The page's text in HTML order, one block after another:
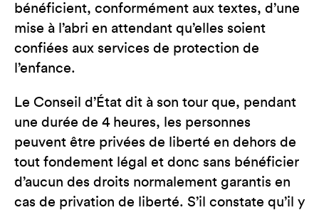
bénéficient, conformément aux textes, d’une
mise à l’abri en attendant qu’elles soient
confiées aux services de protection de
l’enfance.
Le Conseil d’État dit à son tour que, pendant
une durée de 4 heures, les personnes
peuvent être privées de liberté en dehors de
tout fondement légal et donc sans bénéficier
d’aucun des droits normalement garantis en
cas de privation de liberté. S’il constate qu’il y